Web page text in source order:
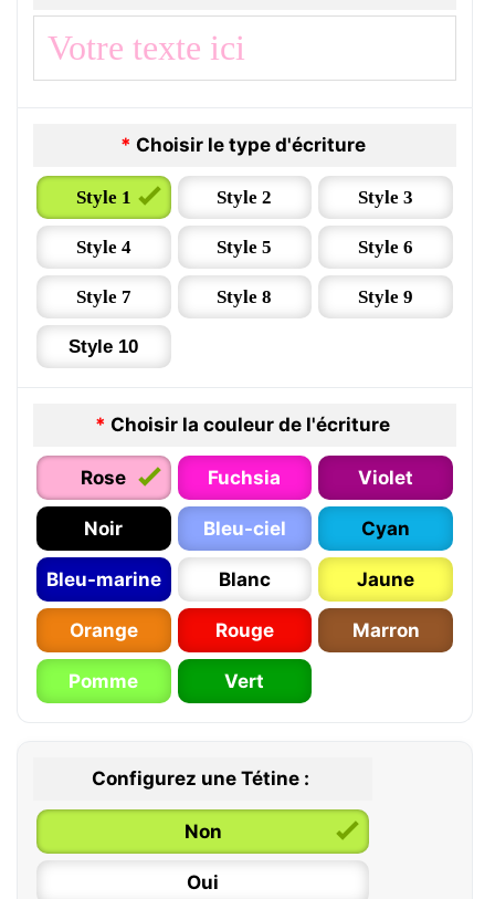
* Choisir le type d'écriture
Style 1 Style 2 Style 3
Style 4 Style 5 Style 6
Style 7 Style 8 Style 9
Style 10
* Choisir la couleur de l'écriture
Rose Fuchsia Violet
Noir Bleu-ciel Cyan
Bleu-marine Blanc Jaune
Orange Rouge Marron
Pomme Vert
Configurez une Tétine :
Non
Oui